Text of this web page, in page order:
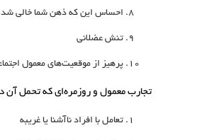
احساس این که ذهن شما خالی
تنش عضلانی
پرهیز از موقعیت‌های معمول
تجارب معمول و روزمره‌ای که تحمل آن
تعامل با افراد ناآشنا یا غریبه